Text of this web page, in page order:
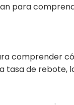
para
comprender
tasa de rebote,